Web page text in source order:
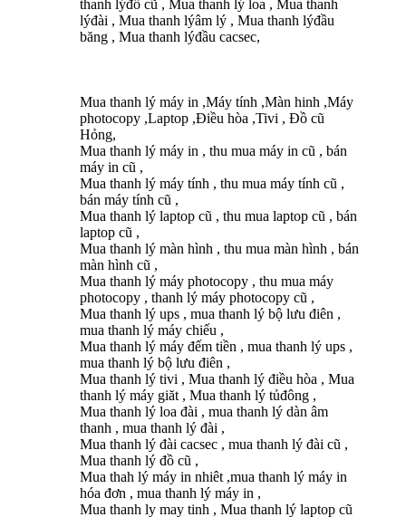
thanh lýđồ cũ , Mua thanh lý loa , Mua thanh
lýđài , Mua thanh lýâm lý , Mua thanh lýđầu
băng , Mua thanh lýđầu cacsec,
Mua thanh lý máy in ,Máy tính ,Màn hinh ,Máy
photocopy ,Laptop ,Điều hòa ,Tivi , Đồ cũ
Hỏng,
Mua thanh lý máy in , thu mua máy in cũ , bán
máy in cũ ,
Mua thanh lý máy tính , thu mua máy tính cũ ,
bán máy tính cũ ,
Mua thanh lý laptop cũ , thu mua laptop cũ , bán
laptop cũ ,
Mua thanh lý màn hình , thu mua màn hình , bán
màn hình cũ ,
Mua thanh lý máy photocopy , thu mua máy
photocopy , thanh lý máy photocopy cũ ,
Mua thanh lý ups , mua thanh lý bộ lưu điên ,
mua thanh lý máy chiếu ,
Mua thanh lý máy đếm tiền , mua thanh lý ups ,
mua thanh lý bộ lưu điên ,
Mua thanh lý tivi , Mua thanh lý điều hòa , Mua
thanh lý máy giăt , Mua thanh lý tủđông ,
Mua thanh lý loa đài , mua thanh lý dàn âm
thanh , mua thanh lý đài ,
Mua thanh lý đài cacsec , mua thanh lý đài cũ ,
Mua thanh lý đồ cũ ,
Mua thah lý máy in nhiêt ,mua thanh lý máy in
hóa đơn , mua thanh lý máy in ,
Mua thanh ly may tinh , Mua thanh lý laptop cũ